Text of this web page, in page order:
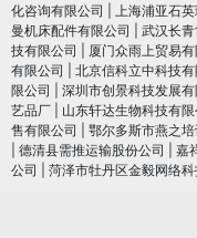
化咨询有限公司
上海浦亚石
曼机床配件有限公司
武汉长
技有限公司
厦门众雨上贸易有
有限公司
北京信科立中科技有
限公司
深圳市创景科技发展有
艺品厂
山东轩达生物科技有限
售有限公司
鄂尔多斯市燕之
德清县需推运输股份公司 嘉
公司
菏泽市牡丹区金毅网络